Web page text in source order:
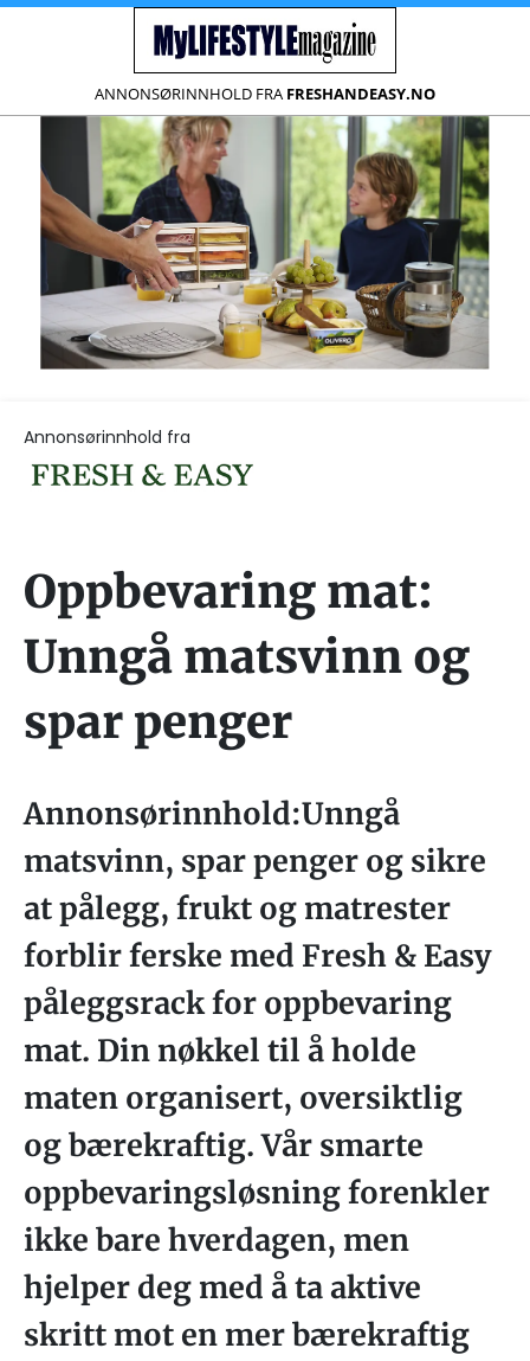
ANNONSØRINNHOLD FRA FRESHANDEASY.NO
Annonsørinnhold fra
Oppbevaring mat:
Unngå matsvinn og
spar penger
Annonsørinnhold:Unngå
matsvinn, spar penger og sikre
at pålegg, frukt og matrester
forblir ferske med Fresh & Easy
påleggsrack for oppbevaring
mat. Din nøkkel til å holde
maten organisert, oversiktlig
og bærekraftig. Vår smarte
oppbevaringsløsning forenkler
ikke bare hverdagen, men
hjelper deg med å ta aktive
skritt mot en mer bærekraftig